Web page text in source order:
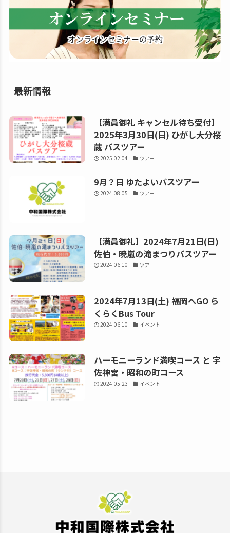
る
最新情報
【満員御礼 キャンセル待ち受付】
2025年3月30日(日) ひがし大分桜
蔵 バスツアー
2025.02.04 ツアー
9月？日 ゆたよいバスツアー
2024.08.05 ツアー
【満員御礼】2024年7月21日(日)
佐伯・暁嵐の滝まつりバスツアー
2024.06.10 ツアー
2024年7月13日(土) 福岡へGO ら
くらくBus Tour
2024.06.10 イベント
ハーモニーランド満喫コース と 宇
佐神宮・昭和の町コース
2024.05.23 イベント